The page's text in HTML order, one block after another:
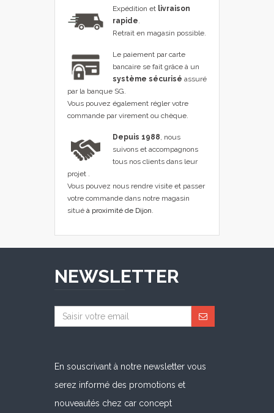
Expédition et livraison
rapide
Retrait en magasin possible.
Le paiement par carte
bancaire se fait grâce à un
système sécurisé assuré
par la banque SG.
Vous pouvez également régler votre
commande par virement ou chèque.
Depuis 1988 , nous
suivons et accompagnons
tous nos clients dans leur
projet .
Vous pouvez nous rendre visite et passer
votre commande dans notre magasin
situé à proximité de Dijon
NEWSLETTER
En souscrivant à notre newsletter vous
serez informé des promotions et
nouveautés chez car concept